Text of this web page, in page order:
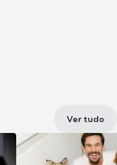
Ver tudo